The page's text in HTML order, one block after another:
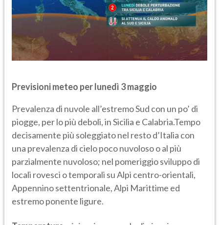
Previsioni meteo per lunedì 3 maggio
Prevalenza di nuvole all’estremo Sud con un po’ di
piogge, per lo più deboli, in Sicilia e Calabria.Tempo
decisamente più soleggiato nel resto d’Italia con
una prevalenza di cielo poco nuvoloso o al più
parzialmente nuvoloso; nel pomeriggio sviluppo di
locali rovesci o temporali su Alpi centro-orientali,
Appennino settentrionale, Alpi Marittime ed
estremo ponente ligure.